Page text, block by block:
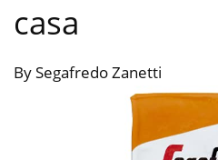
casa
By Segafredo Zanetti